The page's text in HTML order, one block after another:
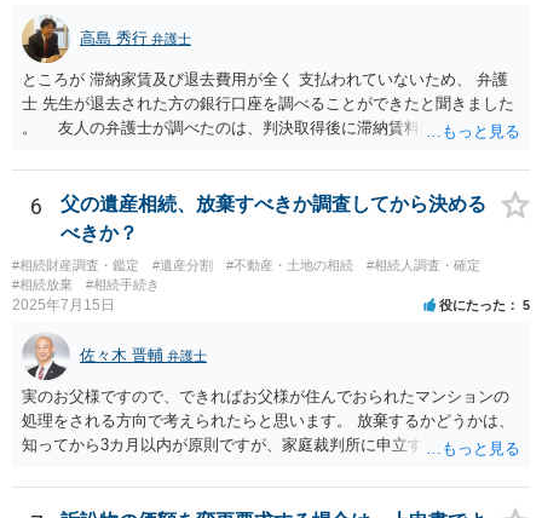
高島 秀行 弁護士
ところが 滞納家賃及び退去費用が全く 支払われていないため、 弁護
士 先生が退去された方の銀行口座を調べることができたと聞きました
。 友人の弁護士が調べたのは、判決取得後に滞納賃料回収のため
預金の入出金履歴を調べたわけではありません。 残念ながら、事案
や目的も異なりますし、開示の内容も異なります。
6
父の遺産相続、放棄すべきか調査してから決める
べきか？
#相続財産調査・鑑定 #遺産分割 #不動産・土地の相続
#相続人調査・確定
#相続放棄
#相続手続き
2025年7月15日 役にたった 5
佐々木 晋輔 弁護士
実のお父様ですので、できればお父様が住んでおられたマンションの
処理をされる方向で考えられたらと思います。 放棄するかどうかは、
知ってから3カ月以内が原則ですが、家庭裁判所に申立すれば3カ月の
放棄するかどうか決めることができます。 銀行やサラ金が数年も放置